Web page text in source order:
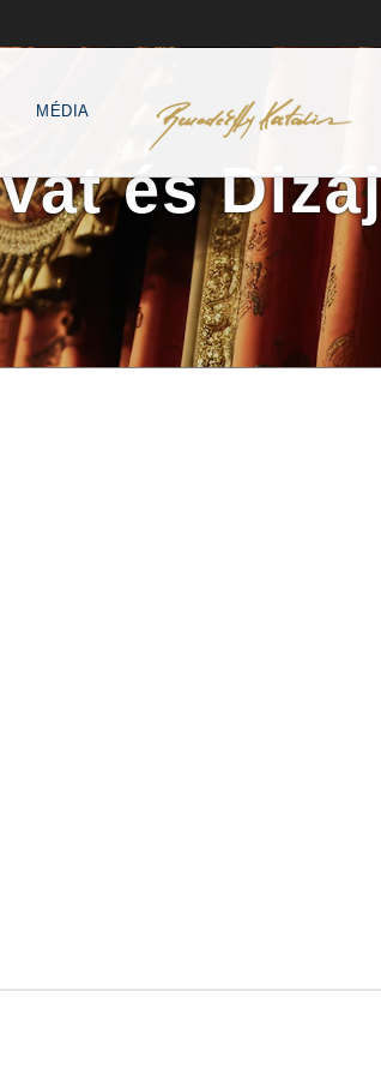
MÉDIA
és